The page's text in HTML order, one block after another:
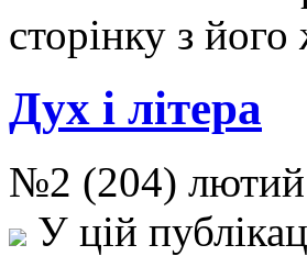
сторінку з
Дух і літера
№2 (204)
У цій